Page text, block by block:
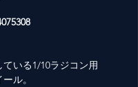
いる1/10ラジコン用
ル。